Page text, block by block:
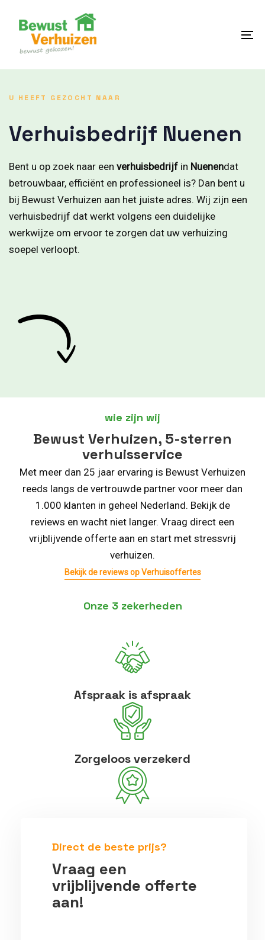
content
U HEEFT GEZOCHT NAAR
Verhuisbedrijf Nuenen
Bent u op zoek naar een verhuisbedrijf in Nuenendat
betrouwbaar, efficiënt en professioneel is? Dan bent u
bij Bewust Verhuizen aan het juiste adres. Wij zijn een
verhuisbedrijf dat werkt volgens een duidelijke
werkwijze om ervoor te zorgen dat uw verhuizing
soepel verloopt.
wie zijn wij
Bewust Verhuizen, 5-sterren
verhuisservice
Met meer dan 25 jaar ervaring is Bewust Verhuizen
reeds langs de vertrouwde partner voor meer dan
1.000 klanten in geheel Nederland. Bekijk de
reviews en wacht niet langer. Vraag direct een
vrijblijvende offerte aan en start met stressvrij
verhuizen.
Bekijk de reviews op Verhuisoffertes
Onze 3 zekerheden
Afspraak is afspraak
Zorgeloos verzekerd
Direct de beste prijs?
Vraag een
vrijblijvende offerte
aan!